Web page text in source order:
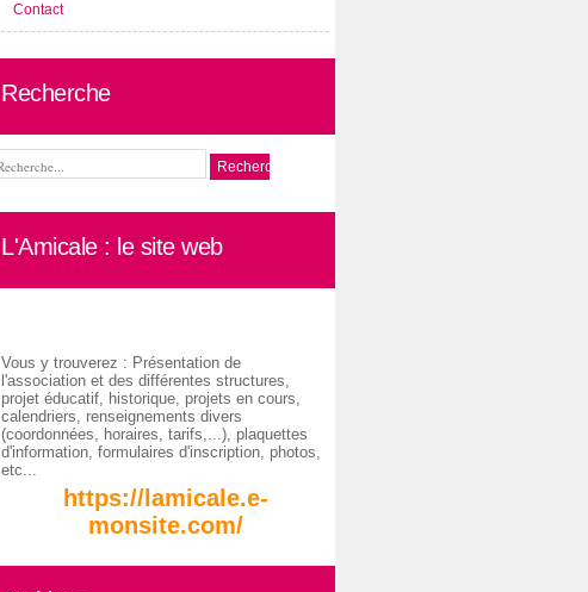
Contact
Recherche
L'Amicale : le site web
Vous y trouverez : Présentation de
l'association et des différentes structures,
projet éducatif, historique, projets en cours,
calendriers, renseignements divers
(coordonnées, horaires, tarifs,...), plaquettes
d'information, formulaires d'inscription, photos,
etc...
https://lamicale.e-
monsite.com/